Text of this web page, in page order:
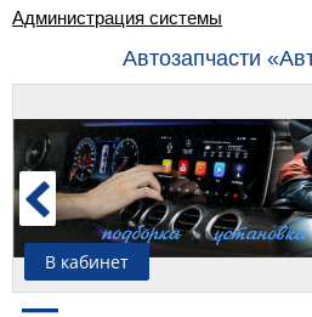
Администрация системы
Автозапчасти
В кабинет